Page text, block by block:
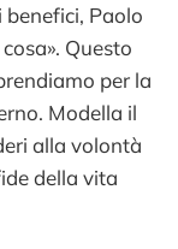
benefici, Paolo
Questo
per la
Modella il
alla volontà
della vita